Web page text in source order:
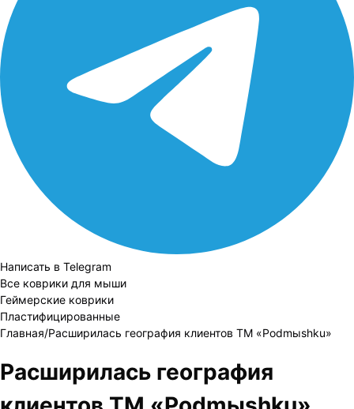
Написать в Telegram
Все коврики для мыши
Геймерские коврики
Пластифицированные
Главная/Расширилась география клиентов ТМ «Podmыshku»
Расширилась география